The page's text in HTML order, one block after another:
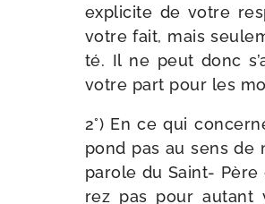
expli­cite de votre
votre fait, mais
té. Il ne peut donc
votre part pour les
2°) En ce qui
pond pas au sens de
parole du Saint-
rez pas pour autant